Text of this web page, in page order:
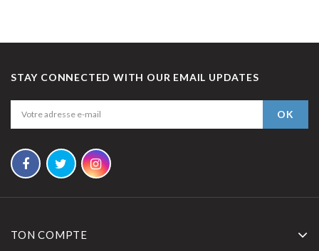
STAY CONNECTED WITH OUR EMAIL UPDATES
TON COMPTE